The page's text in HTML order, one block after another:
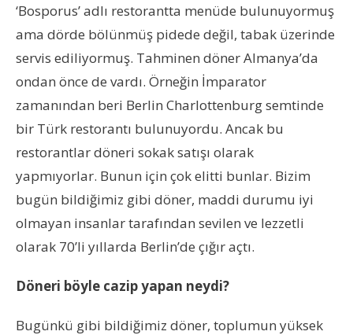
‘Bosporus’ adlı restorantta menüde bulunuyormuş
ama dörde bölünmüş pidede değil, tabak üzerinde
servis ediliyormuş. Tahminen döner Almanya’da
ondan önce de vardı. Örneğin İmparator
zamanından beri Berlin Charlottenburg semtinde
bir Türk restorantı bulunuyordu. Ancak bu
restorantlar döneri sokak satışı olarak
yapmıyorlar. Bunun için çok elitti bunlar. Bizim
bugün bildiğimiz gibi döner, maddi durumu iyi
olmayan insanlar tarafından sevilen ve lezzetli
olarak 70’li yıllarda Berlin’de çığır açtı.
Döneri böyle cazip yapan neydi?
Bugünkü gibi bildiğimiz döner, toplumun yüksek